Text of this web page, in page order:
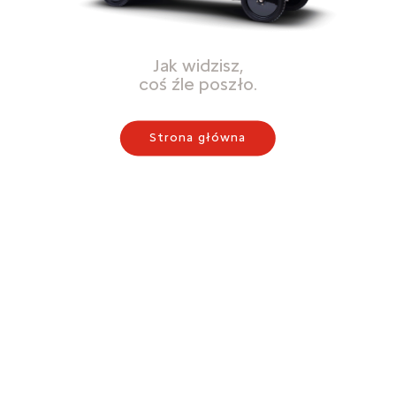
Jak widzisz,
coś źle poszło.
Strona główna